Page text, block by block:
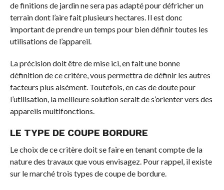
de finitions de jardin ne sera pas adapté pour défricher un
terrain dont l’aire fait plusieurs hectares. Il est donc
important de prendre un temps pour bien définir toutes les
utilisations de l’appareil.
La précision doit être de mise ici, en fait une bonne
définition de ce critère, vous permettra de définir les autres
facteurs plus aisément. Toutefois, en cas de doute pour
l’utilisation, la meilleure solution serait de s’orienter vers des
appareils multifonctions.
LE TYPE DE COUPE BORDURE
Le choix de ce critère doit se faire en tenant compte de la
nature des travaux que vous envisagez. Pour rappel, il existe
sur le marché trois types de coupe de bordure.